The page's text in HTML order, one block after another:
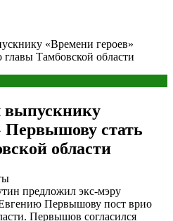
«Времени героев»
Тамбовской области
выпускнику
Первышову стать
области
предложил экс-мэру
Первышову пост врио
Первышов согласился